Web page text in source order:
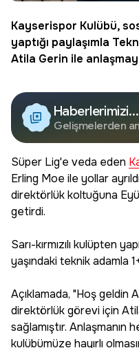
Kayserispor Kulübü,
yaptığı paylaşımla
Atila Gerin ile
Haberlerimizi
Google'da
Edin
Gelişmelerden
Süper Lig'e veda eden
Erling Moe ile yollar
direktörlük koltuğuna
getirdi.
Sarı-kırmızılı kulüpten
yaşındaki teknik adamla
Açıklamada, "Hoş geldin
direktörlük görevi için
sağlamıştır. Anlaşmanın
kulübümüze hayırlı